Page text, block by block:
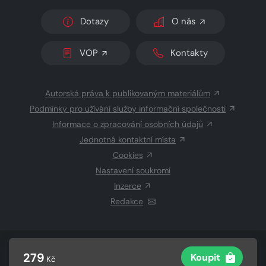
279 Kč Koupit
Dotazy O nás
VOP Kontakty
Autorská práva k publikovaným materiálům
Podmínky pro užívání služby informační společnosti
Informace o zpracování osobních údajů
Jednotná kontaktní místa
Cookies
Nastavení soukromí
Inzerce
Redakce
CZECH NEWS CENTER a.s.a dodavatelé